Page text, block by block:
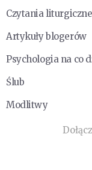
Czytania liturgiczne
Artykuły blogerów
Psychologia na co
Ślub
Modlitwy